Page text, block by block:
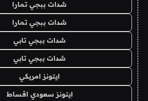
شدات ببجي تمارا
شدات ببجي تمارا
شدات ببجي تابي
شدات ببجي تابي
ايتونز امريكي
ايتونز سعودي اقساط